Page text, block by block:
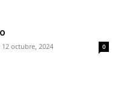
12 octubre, 2024 0